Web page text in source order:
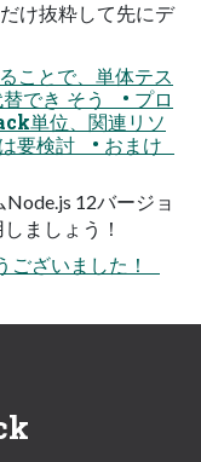
け抜粋して先にデ
ことで、単体テス
でき そう • プロ
単位、関連リソ
要検討 • おまけ
12バージョ
しましょう！
ざいました！